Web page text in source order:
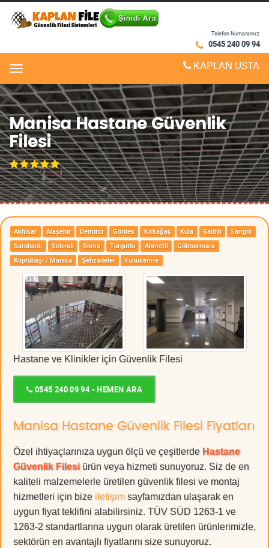
Telefon Numaramız:
0545 240 09 94
Menu KAPLAN USTA
Manisa Hastane Güvenlik
Filesi
Akhisar Alaşehir Demirci Gördes Kırkağaç Kula Salihli
Sarıgöl
Saruhanlı
Selendi Soma Turgutlu Ahmetli
Gölmarmara
Köprübaşı / Manisa
Şehzadeler Yunusemre
Hastane ve Klinikler için Güvenlik Filesi
0545 240 09 94 - HEMEN ARA
Manisa Hastane Güvenlik Filesi Fiyatları
Özel ihtiyaçlarınıza uygun ölçü ve çeşitlerde Hastane
Güvenlik Filesi ürün veya hizmeti sunuyoruz. Siz de en
kaliteli malzemelerle üretilen güvenlik filesi ve montaj
hizmetleri için bize iletişim sayfamızdan ulaşarak en
uygun fiyat teklifini alabilirsiniz. TÜV SÜD 1263-1 ve
1263-2 standartlarına uygun olarak üretilen ürünlerimizle,
sektörün en avantajlı fiyatlarını size sunuyoruz.